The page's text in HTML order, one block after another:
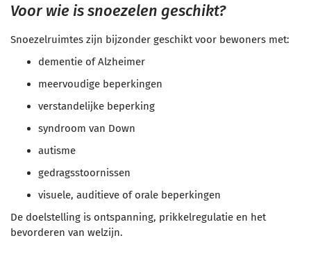
Voor wie is snoezelen geschikt?
Snoezelruimtes zijn bijzonder geschikt voor bewoners met:
dementie of Alzheimer
meervoudige beperkingen
verstandelijke beperking
syndroom van Down
autisme
gedragsstoornissen
visuele, auditieve of orale beperkingen
De doelstelling is ontspanning, prikkelregulatie en het
bevorderen van welzijn.